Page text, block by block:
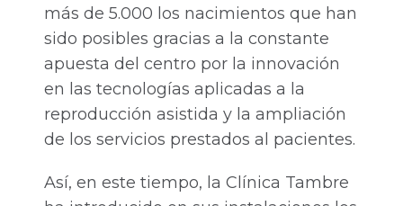
más de 5.000 los nacimientos que han
sido posibles gracias a la constante
apuesta del centro por la innovación
en las tecnologías aplicadas a la
reproducción asistida y la ampliación
de los servicios prestados al pacientes.
Así, en este tiempo, la Clínica Tambre